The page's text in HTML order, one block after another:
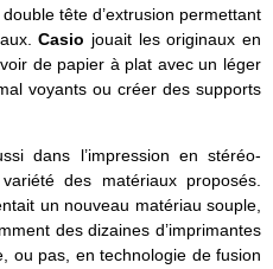
tête d’extrusion permettant
Casio jouait les originaux en
de papier à plat avec un léger
voyants ou créer des supports
dans l’impression en stéréo-
des matériaux proposés.
un nouveau matériau souple,
des dizaines d’imprimantes
ou pas, en technologie de fusion